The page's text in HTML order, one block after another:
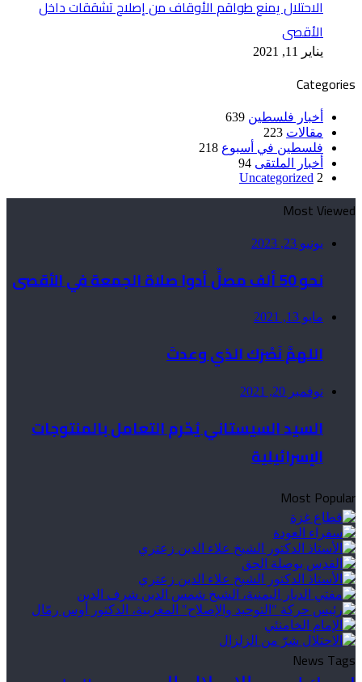
الاحتلال يمنع طواقم الأوقاف من إصلاح تشققات داخل
الأقصى
يناير 11, 2021
Categories
أخبار فلسطين 639
مقالات 223
فلسطين في أسبوع 218
أخبار الملتقى 94
Uncategorized 2
Most Viewed
يونيو 23, 2023
نحو 50 ألف مصلٍّ أدوا صلاة الجمعة في الأقصى
مايو 13, 2021
اللهمَّ نَصْرَك الذي وعدتَ
نوفمبر 20, 2021
السيد السيستاني يُحّرم التعامل بالمنتوجات
الإسرائيلية
Most Popular
News Tags